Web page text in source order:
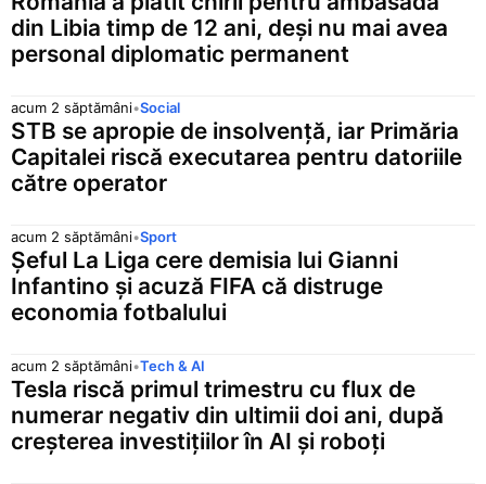
Rupie indiană
100 ISK
Coroană islandeză
3,5214 lei
100 JPY
Yen japonez
100 KRW
Won sud-coreean
0,2995 lei —
Leu moldovenesc
MXN
Peso mexican
0,2502 lei
NOK
Coroană norvegiană
0,4523 lei ▲ 0,0002
NZD 2,5780 lei
din Libia timp de 12 ani, deși nu mai avea
personal diplomatic permanent
acum 2 săptămâni•Social
STB se apropie de insolvență, iar Primăria
Capitalei riscă executarea pentru datoriile
către operator
acum 2 săptămâni•Sport
Șeful La Liga cere demisia lui Gianni
Infantino și acuză FIFA că distruge
economia fotbalului
acum 2 săptămâni•Tech & AI
Tesla riscă primul trimestru cu flux de
numerar negativ din ultimii doi ani, după
creșterea investițiilor în AI și roboți